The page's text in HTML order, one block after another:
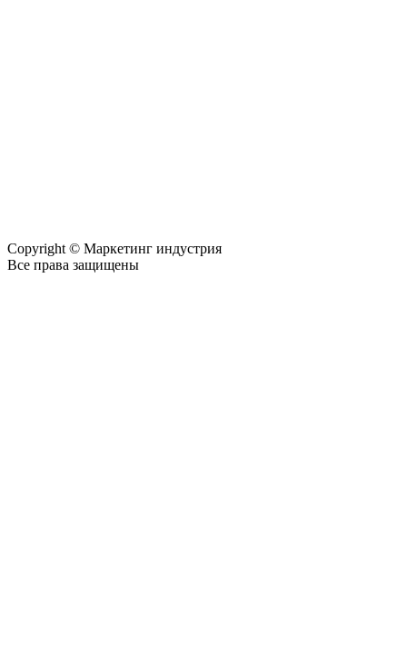
Copyright © Маркетинг индустрия
Все права защищены